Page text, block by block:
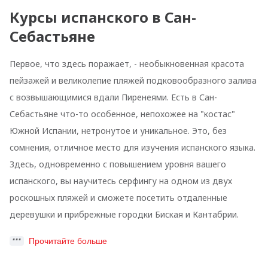
Курсы испанского в Сан-
Себастьяне
Первое, что здесь поражает, - необыкновенная красота
пейзажей и великолепие пляжей подковообразного залива
с возвышающимися вдали Пиренеями. Есть в Сан-
Себастьяне что-то особенное, непохожее на "костас"
Южной Испании, нетронутое и уникальное. Это, без
сомнения, отличное место для изучения испанского языка.
Здесь, одновременно с повышением уровня вашего
испанского, вы научитесь серфингу на одном из двух
роскошных пляжей и сможете посетить отдаленные
деревушки и прибрежные городки Биская и Кантабрии.
Прочитайте больше